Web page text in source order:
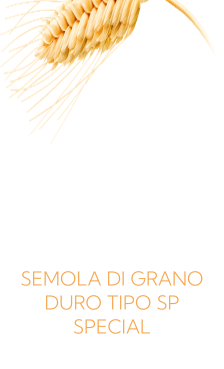
SEMOLA DI GRANO
DURO TIPO SP
SPECIAL